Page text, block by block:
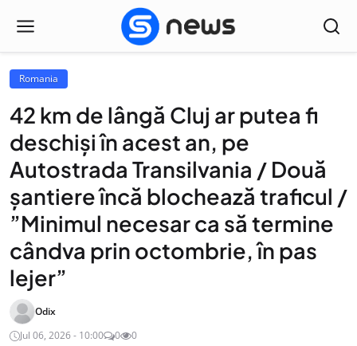
Romania
42 km de lângă Cluj ar putea fi
deschiși în acest an, pe
Autostrada Transilvania / Două
șantiere încă blochează traficul /
”Minimul necesar ca să termine
cândva prin octombrie, în pas
lejer”
Odix
Jul 06, 2026 - 10:00
0 0